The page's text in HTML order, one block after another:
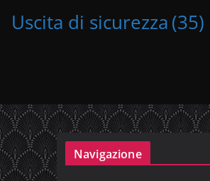
Uscita di sicurezza(35)
Navigazione